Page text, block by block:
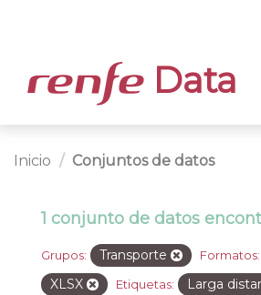
Data
Inicio Conjuntos de datos
1 conjunto de datos
Grupos: Transporte Formatos:
XLSX
Etiquetas:
Larga